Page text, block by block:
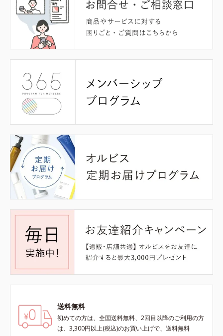
送料無料
初めての方は、全国送料無料、2回目以降のご利用の方
は、3,300円以上(税込)のお買い上げで、送料無料